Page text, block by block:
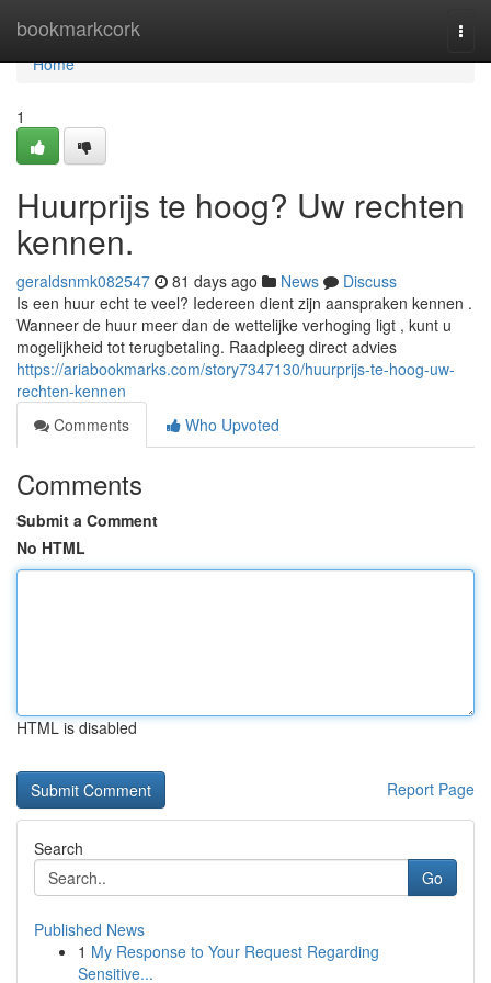
bookmarkcork
Home
Home
1
Huurprijs te hoog? Uw rechten
kennen.
geraldsnmk082547 81 days ago News
Discuss
Is een huur echt te veel? Iedereen dient zijn aanspraken kennen .
Wanneer de huur meer dan de wettelijke verhoging ligt , kunt u
mogelijkheid tot terugbetaling. Raadpleeg direct advies
https://ariabookmarks.com/story7347130/huurprijs-te-hoog-uw-
rechten-kennen
Comments
Who Upvoted
Comments
Submit a Comment
No HTML
HTML is disabled
Report Page
Search
Go
Published News
1 My Response to Your Request Regarding
Sensitive...